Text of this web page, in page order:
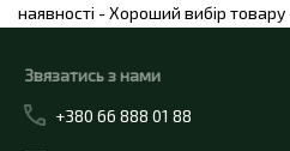
наявності - Хороший вибір
Звязатись з нами
+380 66 888 01 88